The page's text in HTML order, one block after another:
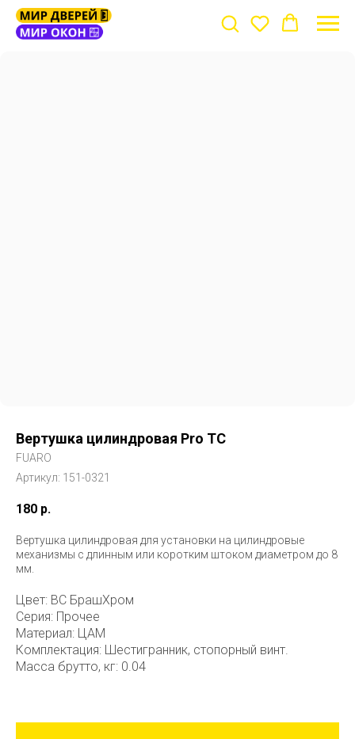
Вертушка цилиндровая Pro TC
FUARO
Артикул: 151-0321
180 р.
Вертушка цилиндровая для установки на цилиндровые
механизмы с длинным или коротким штоком диаметром до 8
мм.
Цвет: BС БрашХром
Серия: Прочее
Материал: ЦАМ
Комплектация: Шестигранник, стопорный винт.
Масса брутто, кг: 0.04